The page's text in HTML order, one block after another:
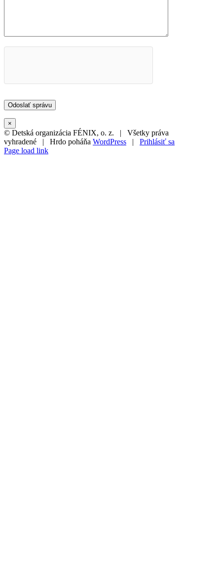
×
© Detská organizácia FÉNIX, o. z. | Všetky práva
vyhradené | Hrdo poháňa WordPress
Prihlásiť sa
Page load link